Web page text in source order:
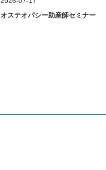
オステオパシー助産師セミナー